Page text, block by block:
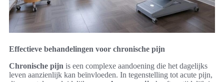
Effectieve behandelingen voor chronische pijn
Chronische pijn is een complexe aandoening die het dagelijks
leven aanzienlijk kan beïnvloeden. In tegenstelling tot acute pijn,